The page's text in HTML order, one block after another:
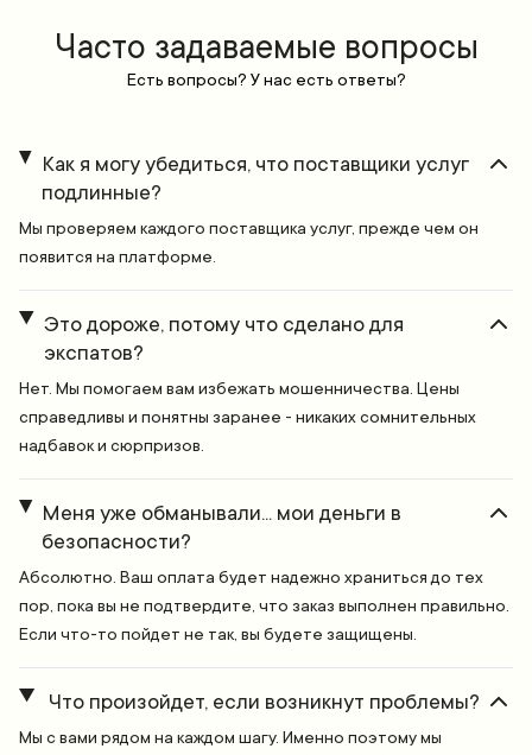
Часто задаваемые вопросы
Есть вопросы? У нас есть ответы?
Как я могу убедиться, что поставщики услуг
подлинные?
Мы проверяем каждого поставщика услуг, прежде чем он
появится на платформе.
Это дороже, потому что сделано для
экспатов?
Нет. Мы помогаем вам избежать мошенничества. Цены
справедливы и понятны заранее - никаких сомнительных
надбавок и сюрпризов.
Меня уже обманывали... мои деньги в
безопасности?
Абсолютно. Ваш оплата будет надежно храниться до тех
пор, пока вы не подтвердите, что заказ выполнен правильно.
Если что-то пойдет не так, вы будете защищены.
Что произойдет, если возникнут проблемы?
Мы с вами рядом на каждом шагу. Именно поэтому мы